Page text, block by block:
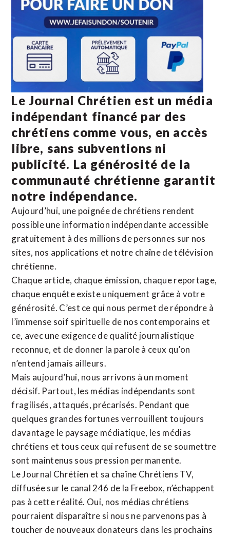
Le Journal Chrétien est un média
indépendant financé par des
chrétiens comme vous, en accès
libre, sans subventions ni
publicité. La générosité de la
communauté chrétienne garantit
notre indépendance.
Aujourd’hui, une poignée de chrétiens rendent
possible une information indépendante accessible
gratuitement à des millions de personnes sur nos
sites, nos applications et notre chaîne de télévision
chrétienne.
Chaque article, chaque émission, chaque reportage,
chaque enquête existe uniquement grâce à votre
générosité. C’est ce qui nous permet de répondre à
l’immense soif spirituelle de nos contemporains et
ce, avec une exigence de qualité journalistique
reconnue, et de donner la parole à ceux qu’on
n’entend jamais ailleurs.
Mais aujourd’hui, nous arrivons à un moment
décisif. Partout, les médias indépendants sont
fragilisés, attaqués, précarisés. Pendant que
quelques grandes fortunes verrouillent toujours
davantage le paysage médiatique, les médias
chrétiens et tous ceux qui refusent de se soumettre
sont maintenus sous pression permanente.
Le Journal Chrétien et sa chaîne Chrétiens TV,
diffusée sur le canal 246 de la Freebox, n’échappent
pas à cette réalité. Oui, nos médias chrétiens
pourraient disparaître si nous ne parvenons pas à
toucher de nouveaux donateurs dans les prochains